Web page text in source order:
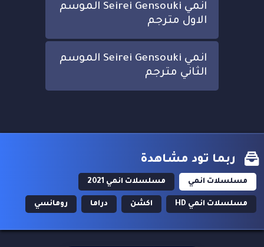
انمي Seirei Gensouki الموسم
الاول مترجم
انمي Seirei Gensouki الموسم
الثاني مترجم
ربما تود مشاهدة
مسلسلات انمي مسلسلات انمي 2021
مسلسلات انمي HD اكشن دراما رومانسي